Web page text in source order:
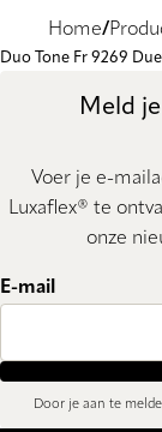
Home
Duo Tone Fr 9269
Meld
Voer je e-
Luxaflex® te
onze
E-mail
Door je aan te